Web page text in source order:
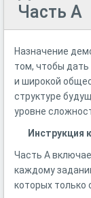
Часть А
Назначение
том, чтобы
и широкой
структуре
уровне
Инструкция
Часть А
каждому
которых только